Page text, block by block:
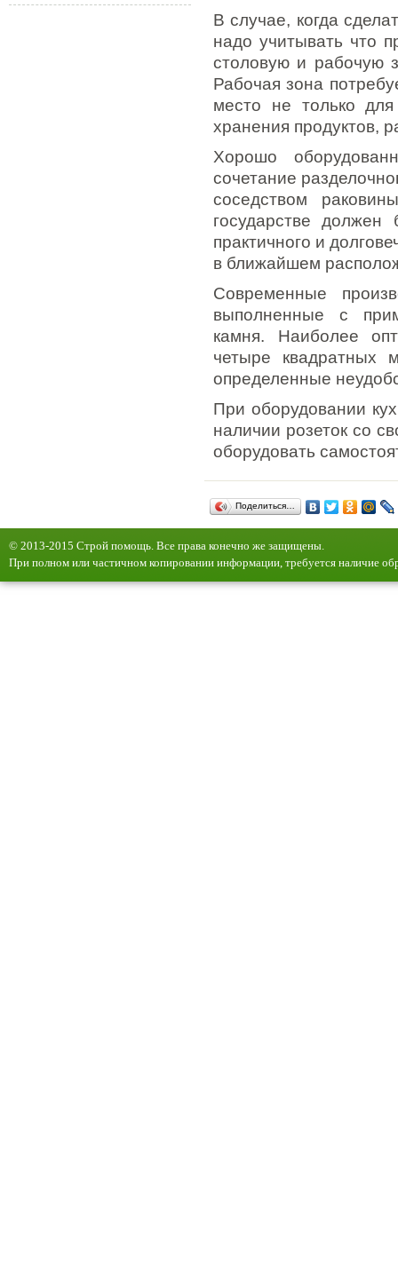
В случае, когда
надо учитывать что
столовую и рабочую
Рабочая зона
место не только
хранения продуктов,
Хорошо
сочетание
соседством
государстве должен
практичного и
в ближайшем
Современные
выполненные с
камня. Наиболее
четыре квадратных
определенные
При оборудовании
наличии розеток со
оборудовать
Поделиться…
© 2013-2015 Строй помощь. Все права конечно же защищены.
При полном или частичном копировании информации, требуется наличие